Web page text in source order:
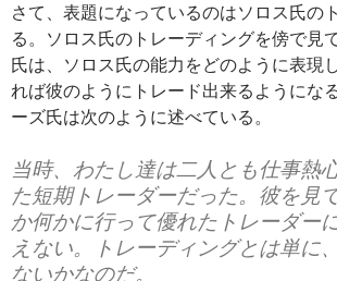
さて、表題になっているのはソロス氏の
る。ソロス氏のトレーディングを傍で見
氏は、ソロス氏の能力をどのように表
れば彼のようにトレード出来るように
ーズ氏は次のように述べている。
当時、わたし達は二人とも仕事熱
た短期トレーダーだった。彼を見
か何かに行って優れたトレーダー
えない。トレーディングとは単に
ないかなのだ。